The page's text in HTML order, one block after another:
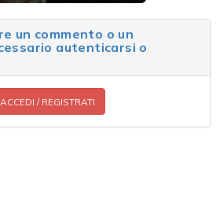
un commento o un
autenticarsi o
ACCEDI / REGISTRATI